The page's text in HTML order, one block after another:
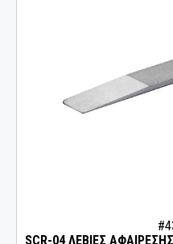
SCR-04 ΛΕΒΙΕΣ